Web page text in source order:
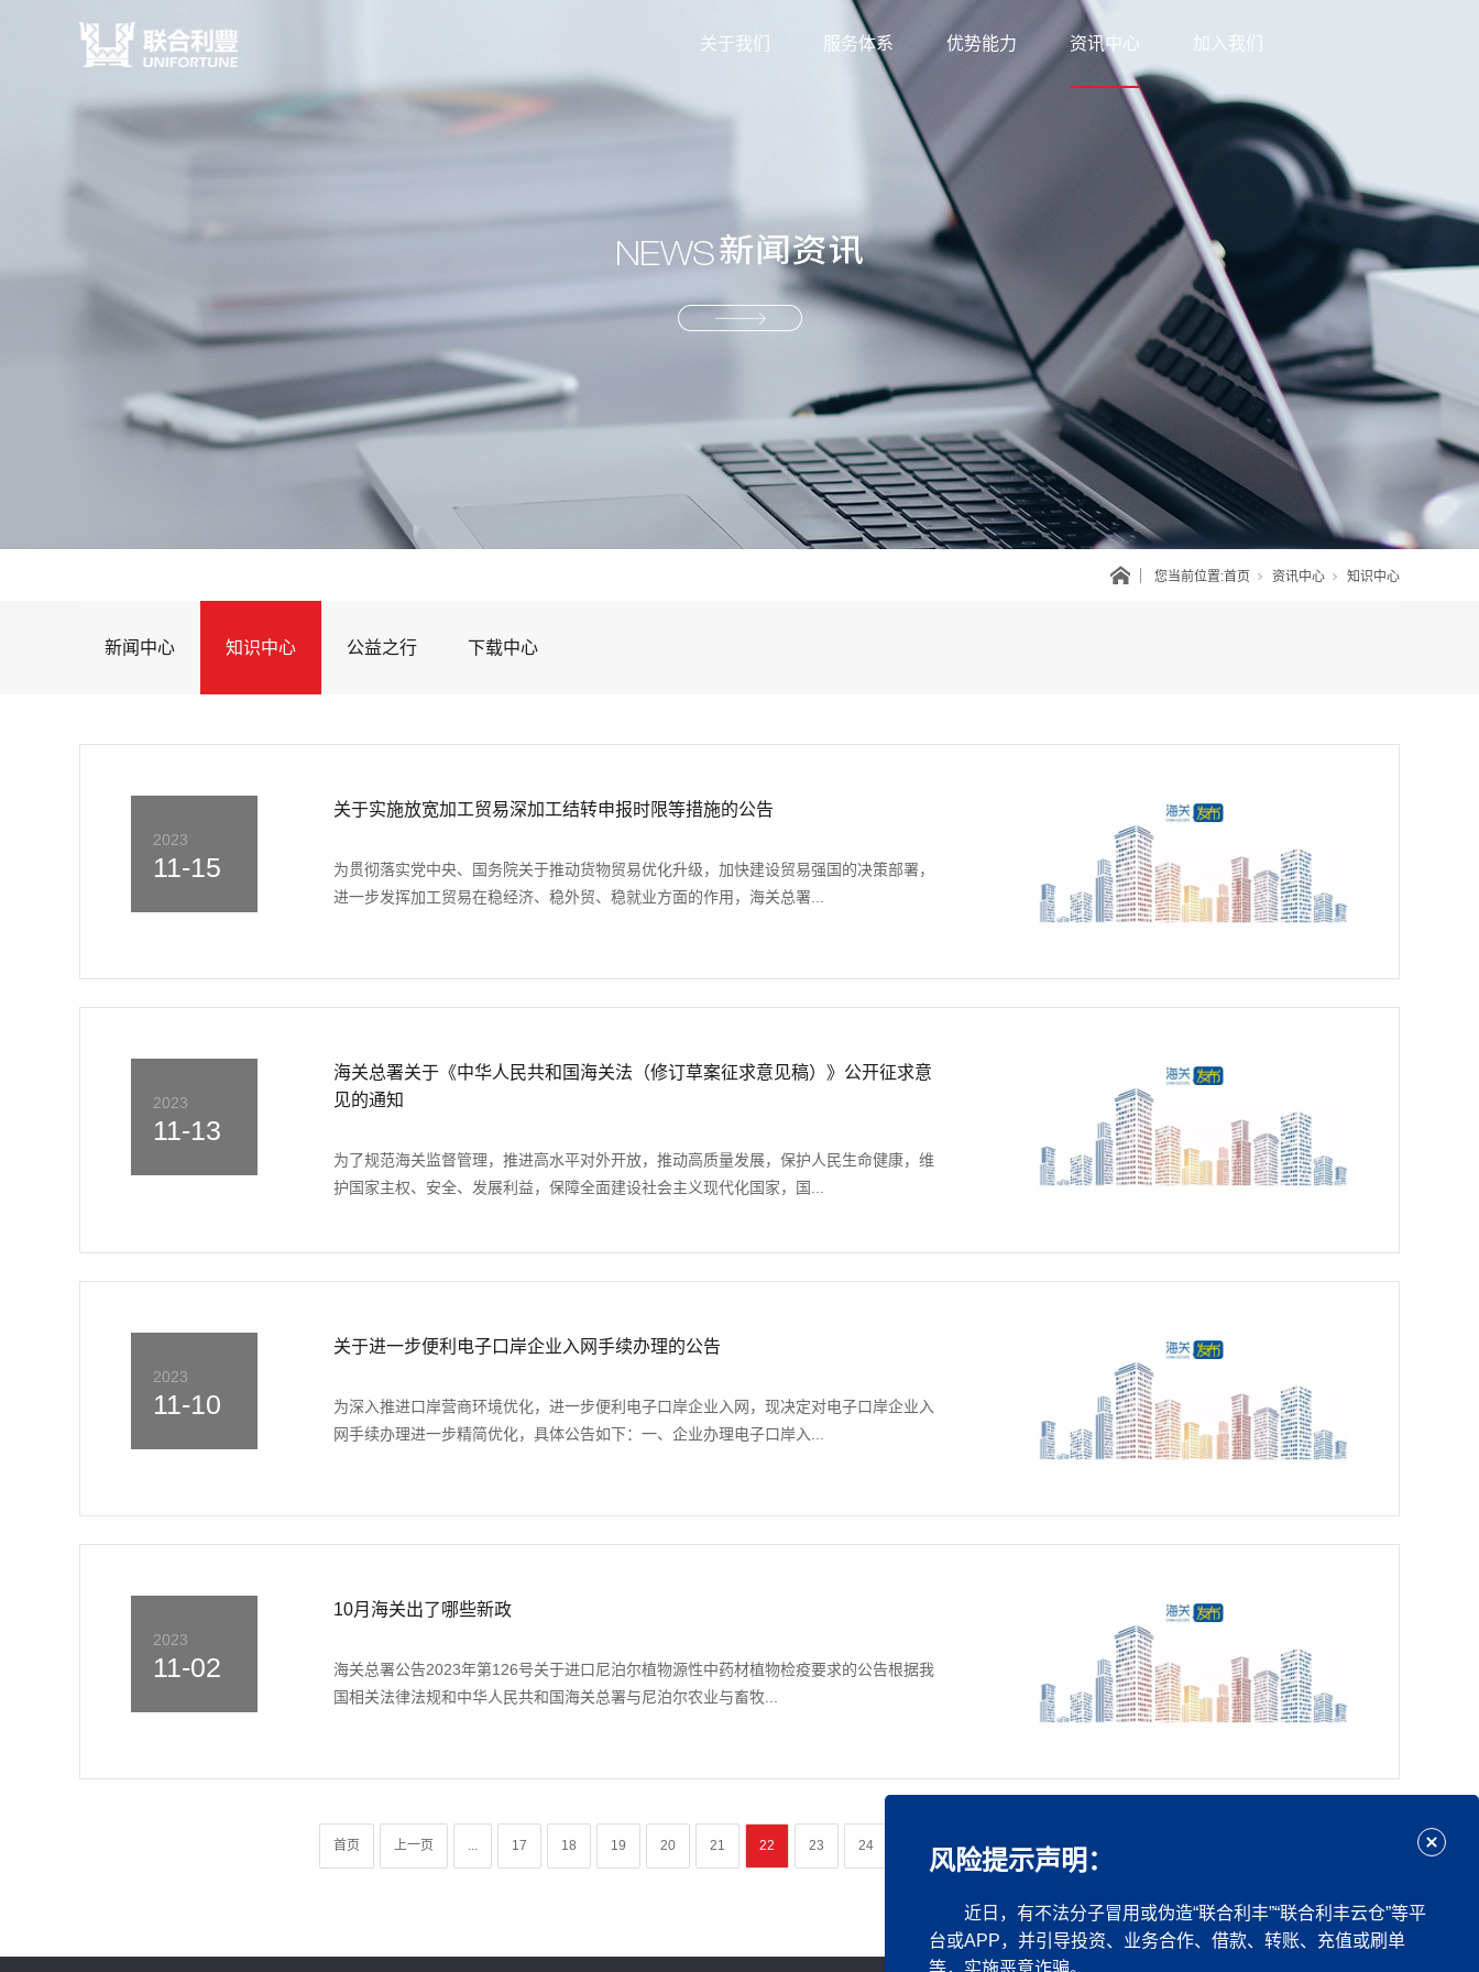
关于我们 服务体系 优势能力
信息科技
服务网络
资源优势
解决方案
资讯中心
新闻中心
下载中心
加入我们
您当前位置:首页 资讯中心 知识中心
新闻中心 知识中心 公益之行 下载中心
2023
11-15
关于实施放宽加工贸易深加工结转申报时限等措施的公告
为贯彻落实党中央、国务院关于推动货物贸易优化升级，加快建设贸易强国的决策部署，
进一步发挥加工贸易在稳经济、稳外贸、稳就业方面的作用，海关总署...
2023
11-13
海关总署关于《中华人民共和国海关法（修订草案征求意见稿）》公开征求意
见的通知
为了规范海关监督管理，推进高水平对外开放，推动高质量发展，保护人民生命健康，维
护国家主权、安全、发展利益，保障全面建设社会主义现代化国家，国...
2023
11-10
关于进一步便利电子口岸企业入网手续办理的公告
为深入推进口岸营商环境优化，进一步便利电子口岸企业入网，现决定对电子口岸企业入
网手续办理进一步精简优化，具体公告如下：一、企业办理电子口岸入...
2023
11-02
10月海关出了哪些新政
海关总署公告2023年第126号关于进口尼泊尔植物源性中药材植物检疫要求的公告根据我
国相关法律法规和中华人民共和国海关总署与尼泊尔农业与畜牧...
首页 上一页 ... 17 18 19 20 21 22 23 24 26 ... 下一页
风险提示声明：
近日，有不法分子冒用或伪造“联合利丰”“联合利丰云仓”等平
台或APP，并引导投资、业务合作、借款、转账、充值或刷单
等，实施恶意诈骗。